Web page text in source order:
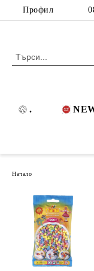
Профил
.
Начало